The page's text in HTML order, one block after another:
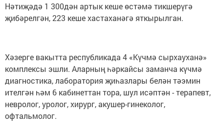
Нәтиҗәдә 1 300дән артык кеше өстәмә тикшерүгә
җибәрелгән, 223 кеше хастаханәгә яткырылган.
Хәзерге вакытта республикада 4 «Күчмә сырхауханә»
комплексы эшли. Аларның һәркайсы заманча күчмә
диагностика, лаборатория җиһазлары белән тәэмин
ителгән һәм 6 кабинеттан тора, шул исәптән - терапевт,
невролог, уролог, хирург, акушер-гинеколог,
офтальмолог.